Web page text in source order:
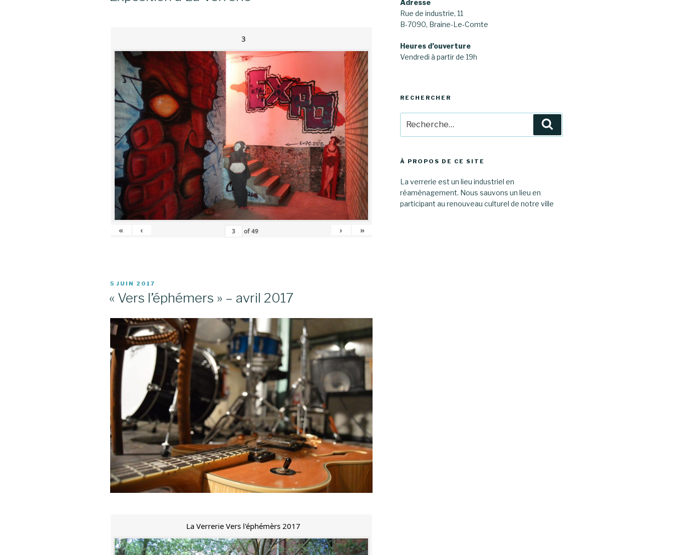
3
« ‹ of49 › »
PUBLIÉ
5 JUIN 2017
« Vers l’éphémers » – avril 2017
La Verrerie Vers l'éphémèrs 2017
Adresse
Rue de industrie, 11
B-7090, Braine-Le-Comte
Heures d’ouverture
Vendredi à partir de 19h
RECHERCHER
pour
:
À PROPOS DE CE SITE
La verrerie est un lieu industriel en
réaménagement. Nous sauvons un lieu en
participant au renouveau culturel de notre ville